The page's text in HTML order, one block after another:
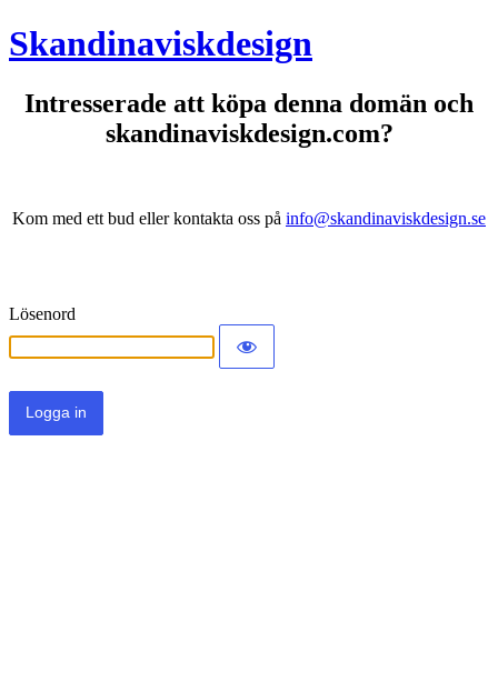
Skandinaviskdesign
Intresserade att köpa denna domän och
skandinaviskdesign.com?
Kom med ett bud eller kontakta oss på info@skandinaviskdesign.se
Lösenord